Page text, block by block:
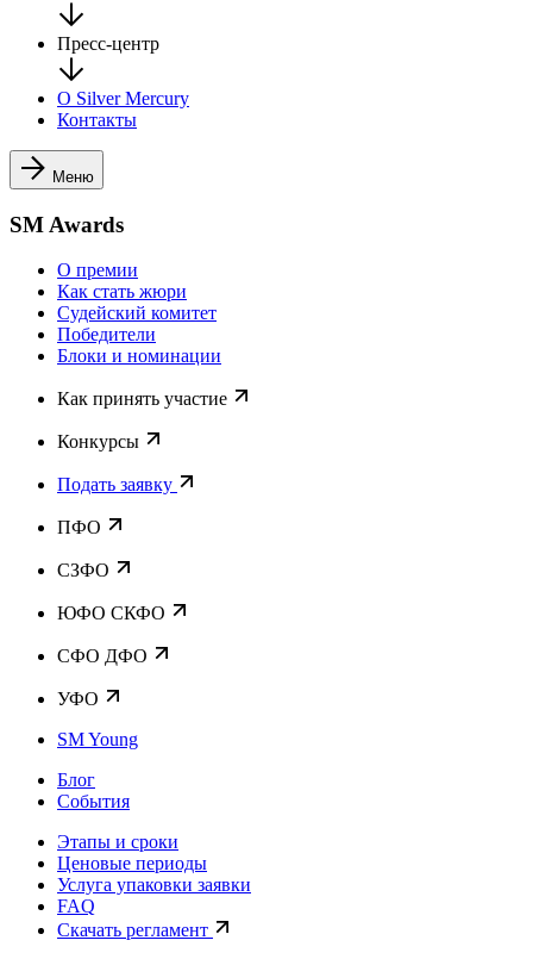
Пресс-центр
О Silver Mercury
Контакты
Меню
SM Awards
О премии
Как стать жюри
Судейский комитет
Победители
Блоки и номинации
Как принять участие
Конкурсы
Подать заявку
ПФО
СЗФО
ЮФО СКФО
CФО ДФО
УФО
SM Young
Блог
События
Этапы и сроки
Ценовые периоды
Услуга упаковки заявки
FAQ
Скачать регламент